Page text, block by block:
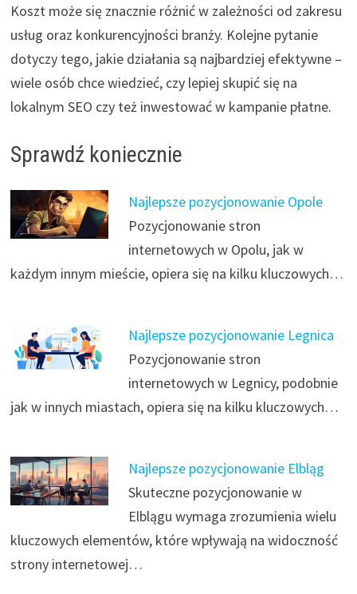
Koszt może się znacznie różnić w zależności od zakresu
usług oraz konkurencyjności branży. Kolejne pytanie
dotyczy tego, jakie działania są najbardziej efektywne –
wiele osób chce wiedzieć, czy lepiej skupić się na
lokalnym SEO czy też inwestować w kampanie płatne.
Sprawdź koniecznie
Najlepsze pozycjonowanie Opole
Pozycjonowanie stron
internetowych w Opolu, jak w
każdym innym mieście, opiera się na kilku kluczowych…
Najlepsze pozycjonowanie Legnica
Pozycjonowanie stron
internetowych w Legnicy, podobnie
jak w innych miastach, opiera się na kilku kluczowych…
Najlepsze pozycjonowanie Elbląg
Skuteczne pozycjonowanie w
Elblągu wymaga zrozumienia wielu
kluczowych elementów, które wpływają na widoczność
strony internetowej…